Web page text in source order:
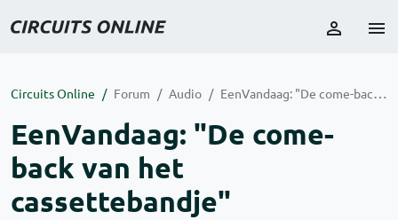
Circuits Online Forum Audio EenVandaag: "De come-back van het cassettebandje"
EenVandaag: "De come-
back van het
cassettebandje"